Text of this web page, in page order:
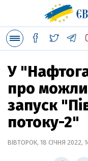
У
про
запуск
потоку-2"
ВІВТОРОК, 18 СІЧНЯ 2022,